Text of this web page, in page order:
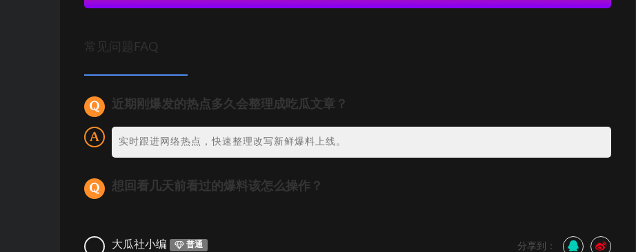
常见问题FAQ
近期刚爆发的热点多久会整理成吃瓜文章？
实时跟进网络热点，快速整理改写新鲜爆料上线。
想回看几天前看过的爆料该怎么操作？
大瓜社小编 普通 分享到：